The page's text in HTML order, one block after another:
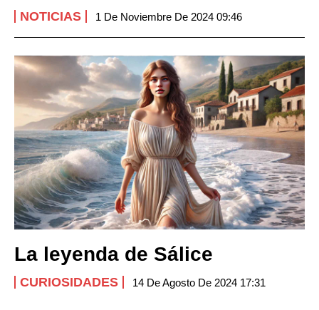
NOTICIAS 1 De Noviembre De 2024 09:46
La leyenda de Sálice
CURIOSIDADES 14 De Agosto De 2024 17:31